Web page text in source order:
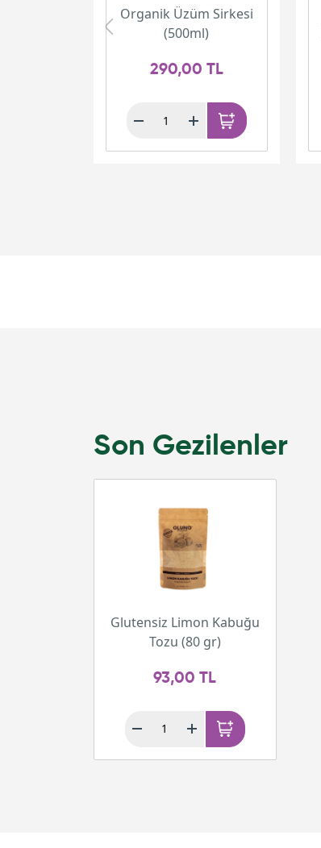
Organik Üzüm Sirkesi
(500ml)
290,00 TL
Son Gezilenler
Glutensiz Limon Kabuğu
Tozu (80 gr)
93,00 TL